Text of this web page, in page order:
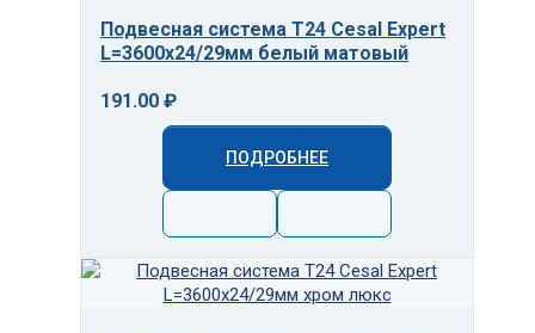
Подвесная система T24 Cesal Expert
L=3600х24/29мм белый матовый
191.00 ₽
ПОДРОБНЕЕ